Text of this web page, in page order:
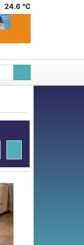
24.6 ℃